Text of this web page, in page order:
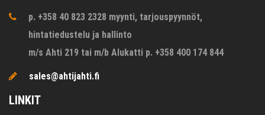
p. +358 40 823 2328 myynti, tarjouspyynnöt,
hintatiedustelu ja hallinto
m/s Ahti 219 tai m/b Alukatti p. +358 400 174 844
sales@ahtijahti.fi
LINKIT